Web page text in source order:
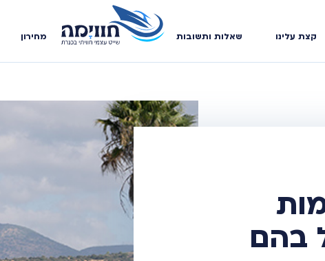
קצת עלינו שאלות ותשובות מחירון
בהם